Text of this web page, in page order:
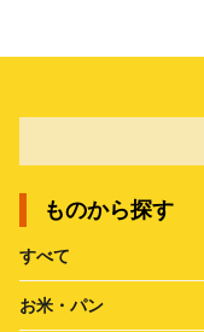
ものから探す
すべて
お米・パン